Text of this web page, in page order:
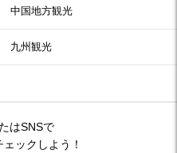
中国地方観光
九州観光
はSNSで
ックしよう！